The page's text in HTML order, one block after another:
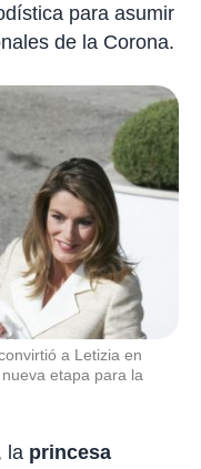
para asumir
de la Corona.
a Letizia en
etapa para la
la princesa